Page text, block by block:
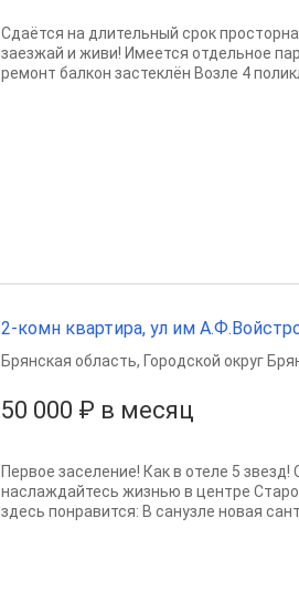
Сдаётся на длительный срок
заезжай и живи! Имеется отдельное
ремонт балкон застеклён Возле 4
2-комн квартира, ул им
50 000 ₽ в месяц
Брянская область, Городской округ
Первое заселение! Как в отеле 5
наслаждайтесь жизнью в центре
здесь понравится: В санузле новая